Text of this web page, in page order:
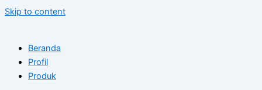
Skip to content
Beranda
Profil
Produk